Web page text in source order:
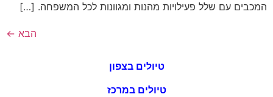
המכבים עם שלל פעילויות מהנות ומגוונות לכל המשפחה. […]
הבא ←
טיולים בצפון
טיולים במרכז